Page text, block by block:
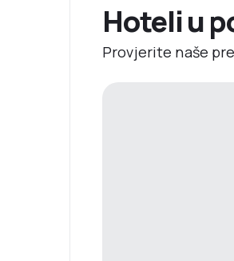
Hoteli u
Provjerite naše